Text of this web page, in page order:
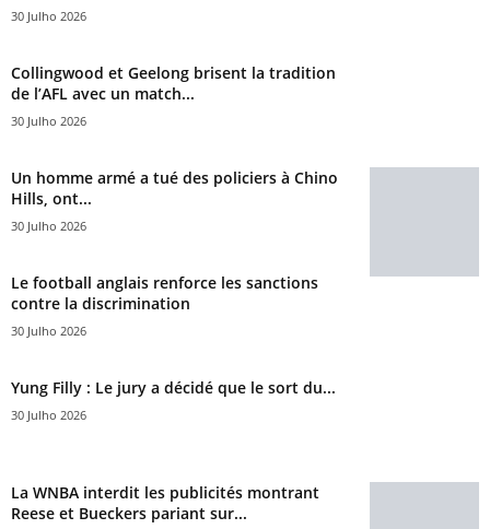
30 Julho 2026
Collingwood et Geelong brisent la tradition
de l’AFL avec un match...
30 Julho 2026
Un homme armé a tué des policiers à Chino
Hills, ont...
30 Julho 2026
Le football anglais renforce les sanctions
contre la discrimination
30 Julho 2026
Yung Filly : Le jury a décidé que le sort du...
30 Julho 2026
La WNBA interdit les publicités montrant
Reese et Bueckers pariant sur...